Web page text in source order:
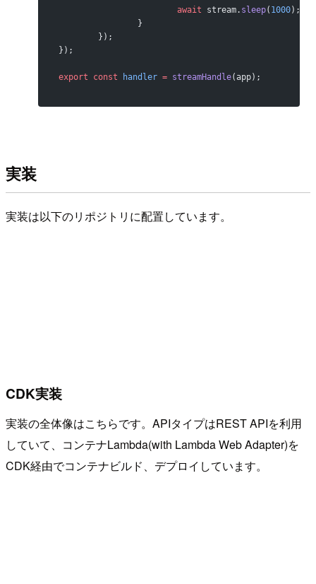
			await
stream. sleep( 1000);
		}
	});
});
export const handler = streamHandle(app);
実装
実装は以下のリポジトリに配置しています。
CDK実装
実装の全体像はこちらです。APIタイプはREST APIを利用
していて、コンテナLambda(with Lambda Web Adapter)を
CDK経由でコンテナビルド、デプロイしています。